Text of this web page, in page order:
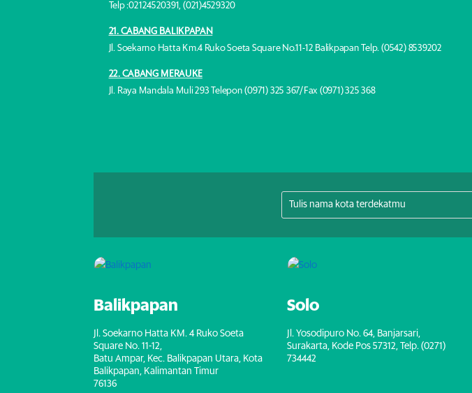
Telp :02124520391, (021)4529320
21. CABANG BALIKPAPAN
Jl. Soekarno Hatta Km.4 Ruko Soeta Square No.11-12 Balikpapan Telp. (0542) 8539202
22. CABANG MERAUKE
Jl. Raya Mandala Muli 293 Telepon (0971) 325 367/Fax (0971) 325 368
Balikpapan
Jl. Soekarno Hatta KM. 4 Ruko Soeta
Square No. 11-12,
Batu Ampar, Kec. Balikpapan Utara, Kota
Balikpapan, Kalimantan Timur
76136
Solo
Jl. Yosodipuro No. 64, Banjarsari,
Surakarta, Kode Pos 57312, Telp. (0271)
734442